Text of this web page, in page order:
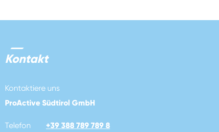
Kontakt
Kontaktiere uns
ProActive Südtirol GmbH
Telefon
+39 388 789 789 8